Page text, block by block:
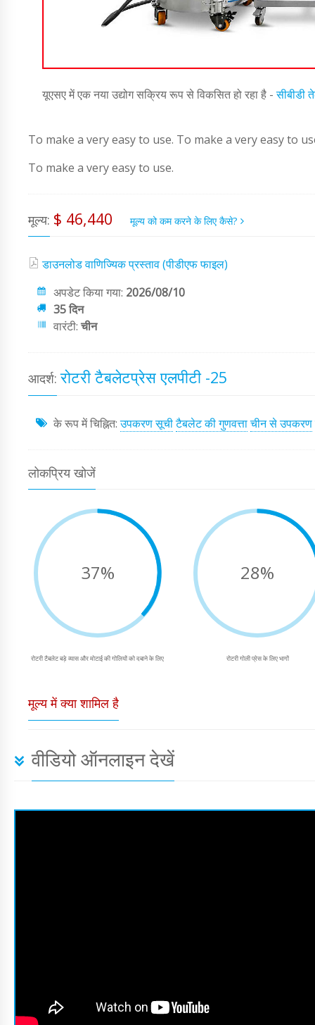
यूएसए में एक नया उद्योग सक्रिय रूप से विकसित हो रहा है -सीबीडी
To make a very easy to use. To make a very easy to
To make a very easy to use.
मूल्य: $ 46,440 मूल्य को कम करने के लिए कैसे?
डाउनलोड वाणिज्यिक प्रस्ताव (पीडीएफ फाइल)
अपडेट किया गया: 2026/08/10
35 दिन
वारंटी:चीन
आदर्श: रोटरी टैबलेटप्रेस एलपीटी -25
के रूप में चिह्नित:उपकरण सूचीटैबलेट की गुणवत्ताचीन से उपकरण
लोकप्रिय खोजें
37%
रोटरी टैबलेट बड़े व्यास और मोटाई की गोलियों को दबाने के लिए
28%
रोटरी गोली प्रेस के लिए भागों
मूल्य में क्या शामिल है
वीडियो ऑनलाइन देखें